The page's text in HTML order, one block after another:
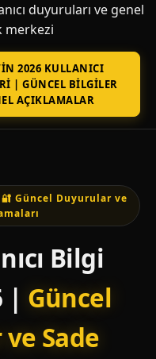
duyuruları ve genel
merkezi
2026 KULLANICI
| GÜNCEL BILGILER
AÇIKLAMALAR
Güncel Duyurular ve
Bilgi
| Güncel
Sade